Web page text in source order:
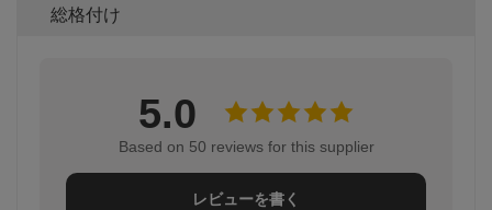
総格付け
5.0
Based on 50 reviews for this supplier
レビューを書く